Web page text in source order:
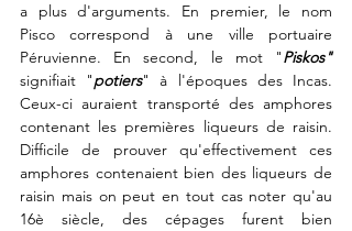
a plus d'arguments. En premier, le nom
Pisco correspond à une ville portuaire
Péruvienne. En second, le mot "
Piskos"
signifiait "potiers" à l'époques des Incas.
Ceux-ci auraient transporté des amphores
contenant les premières liqueurs de raisin.
Difficile de prouver qu'effectivement ces
amphores contenaient bien des liqueurs de
raisin mais on peut en tout cas noter qu'au
16è siècle, des cépages furent bien